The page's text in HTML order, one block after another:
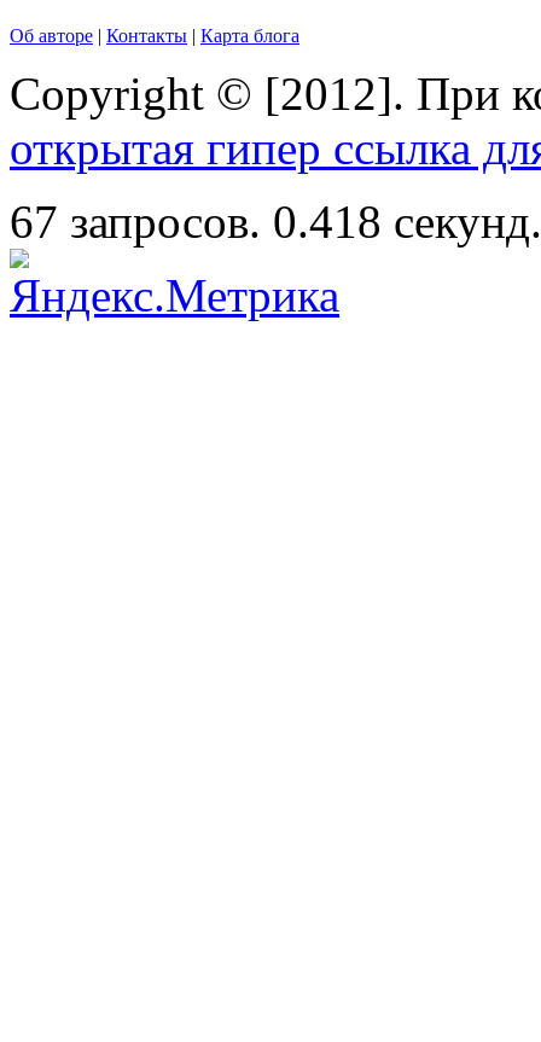
Об авторе | Контакты | Карта блога
Copyright © [2012]. При
открытая гипер ссылка
67 запросов. 0.418 секунд.